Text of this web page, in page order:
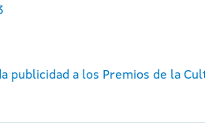
publicidad a los Premios de la